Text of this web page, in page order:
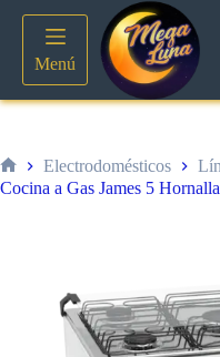
contenido
Menú
Inicio
Electrodomésticos
Cocina a Gas James 5